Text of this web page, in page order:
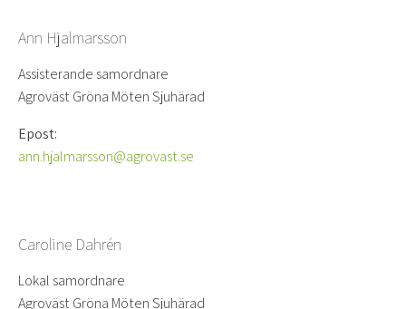
Ann Hjalmarsson
Assisterande samordnare
Agroväst Gröna Möten Sjuhärad
Epost:
ann.hjalmarsson@agrovast.se
Caroline Dahrén
Lokal samordnare
Agroväst Gröna Möten Sjuhärad